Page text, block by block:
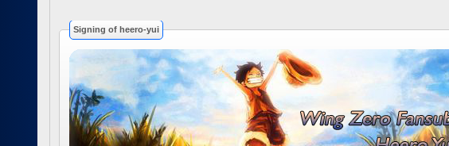
Signing of heero-yui